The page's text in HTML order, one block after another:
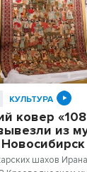
КУЛЬТУРА
ковер
из
шахов